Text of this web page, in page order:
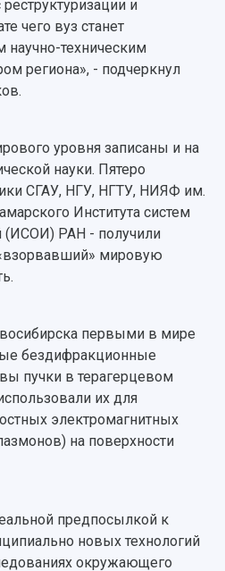
и
чего вуз станет
техническим
региона», - подчеркнул
уровня записаны и на
науки. Пятеро
СГАУ, НГУ, НГТУ, НИЯФ им.
Института систем
(ИСОИ) РАН - получили
мировую
первыми в мире
бездифракционные
пучки в терагерцевом
их для
электромагнитных
на поверхности
предпосылкой к
новых технологий
окружающего